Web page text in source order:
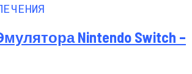
Nintendo Switch –